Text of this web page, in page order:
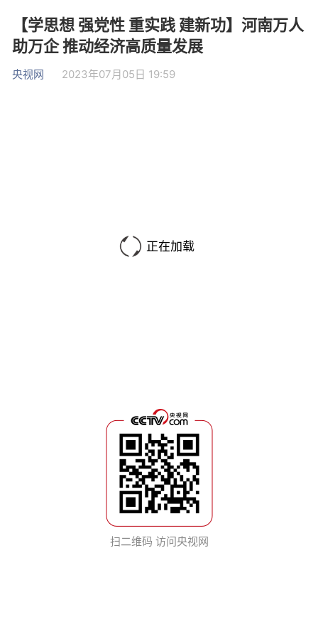
【学思想 强党性 重实践 建新功】河南万人
助万企 推动经济高质量发展
央视网 2023年07月05日 19:59
正在加载
扫二维码 访问央视网